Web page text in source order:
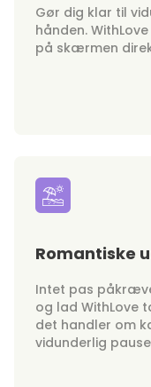
Gør dig klar til
hånden.
på skærmen
Romantiske
Intet pas
og lad WithLove
det handler om
vidunderlig